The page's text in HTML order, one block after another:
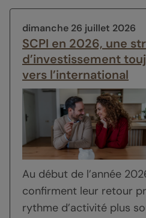
dimanche 26 juillet 2026
SCPI en 2026, une
d’investissement
vers l’international
Au début de l’année
confirment leur retour
rythme d’activité plus